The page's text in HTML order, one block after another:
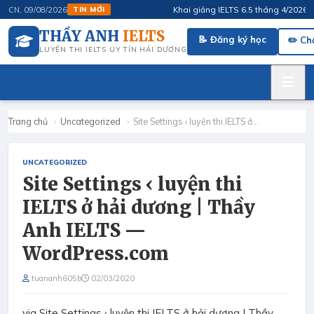
CN, 09/08/2026 TIN MỚI Khai giảng IELTS 6.5 tháng 4/2026 ·
THẦY ANH IELTS
LUYỆN THI IELTS UY TÍN HẢI DƯƠNG
📝 Đăng ký học ✏️
Trang chủ › Uncategorized › Site Settings ‹ luyện thi IELTS ở…
UNCATEGORIZED
Site Settings ‹ luyện thi
IELTS ở hải dương | Thầy
Anh IELTS —
WordPress.com
tuananh605b 02/03/2020